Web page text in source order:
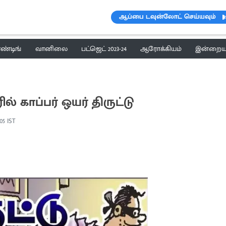
ஆப்பை டவுன்லோட் செய்யவும்
வானிலை பட்ஜெட் 2023-24 ஆரோக்கியம் இன்றைய
காப்பர் ஒயர் திருட்டு
IST